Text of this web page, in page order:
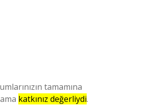
tamamına
katkınız değerliydi.